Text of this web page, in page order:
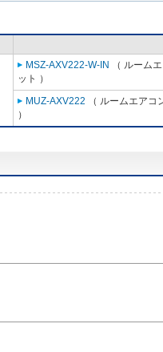
MSZ-AXV222-W-IN
（ ルーム
ット ）
MUZ-AXV222 （ ルームエアコ
）